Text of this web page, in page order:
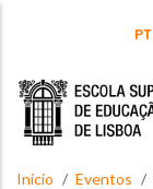
PT
Início Eventos